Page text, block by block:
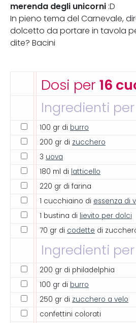
merenda degli unicorni :D
In pieno tema del Carnevale,
dolcetto da portare in tavola
dite? Bacini
Dosi per 16
Ingredienti
100 gr di burro
200 gr di zucchero
3 uova
180 ml di latticello
220 gr di farina
1 cucchiaino di essenza di
1 bustina di lievito per dolci
70 gr di codette di
Ingredienti
200 gr di philadelphia
100 gr di burro
250 gr di zucchero a velo
confettini colorati